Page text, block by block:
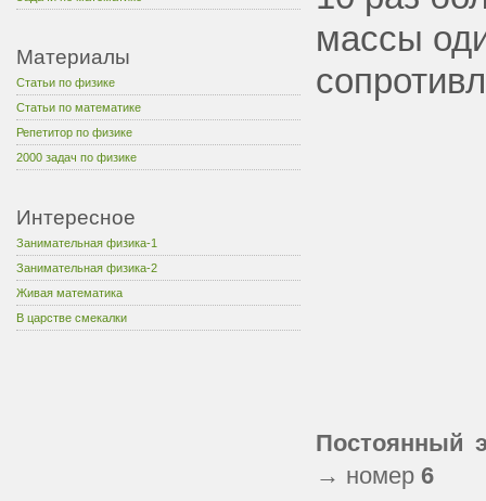
Материалы
Статьи по физике
Статьи по математике
Репетитор по физике
2000 задач по физике
Интересное
Занимательная физика-1
Занимательная физика-2
Живая математика
В царстве смекалки
массы
Постоянный
→ номер 6